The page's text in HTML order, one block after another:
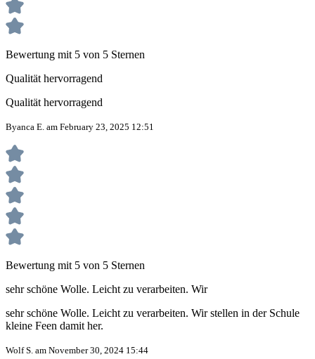
Bewertung mit 5 von 5 Sternen
Qualität hervorragend
Qualität hervorragend
Byanca E. am February 23, 2025 12:51
Bewertung mit 5 von 5 Sternen
sehr schöne Wolle. Leicht zu verarbeiten. Wir
sehr schöne Wolle. Leicht zu verarbeiten. Wir stellen in der Schule
kleine Feen damit her.
Wolf S. am November 30, 2024 15:44